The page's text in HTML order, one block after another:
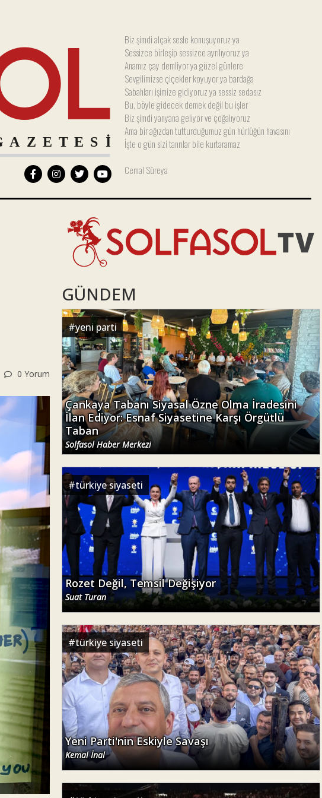
Biz şimdi alçak sesle konuşuyoruz ya
Sessizce birleşip sessizce ayrılıyoruz ya
Anamız çay demliyor ya güzel günlere
Sevgilimizse çiçekler koyuyor ya bardağa
Sabahları işimize gidiyoruz ya sessiz sedasız
Bu, böyle gidecek demek değil bu işler
Biz şimdi yanyana geliyor ve çoğalıyoruz
Ama bir ağızdan tutturduğumuz gün hürlüğün havasını
İşte o gün sizi tanrılar bile kurtaramaz
Cemal Süreya
0 Yorum
GÜNDEM
#yeni parti
Çankaya Tabanı Siyasal Özne Olma İradesini
İlan Ediyor: Esnaf Siyasetine Karşı Örgütlü
Taban
Solfasol Haber Merkezi
#türkiye siyaseti
Rozet Değil, Temsil Değişiyor
Suat Turan
#türkiye siyaseti
Yeni Parti'nin Eskiyle Savaşı
Kemal İnal